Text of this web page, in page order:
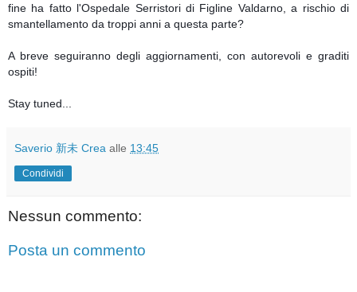
fine ha fatto l'Ospedale Serristori di Figline Valdarno, a rischio di
smantellamento da troppi anni a questa parte?
A breve seguiranno degli aggiornamenti, con autorevoli e graditi
ospiti!
Stay tuned...
Saverio 新未 Crea alle 13:45
Condividi
Nessun commento:
Posta un commento